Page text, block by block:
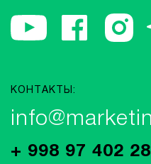
КОНТАКТЫ:
+ 998 97 402